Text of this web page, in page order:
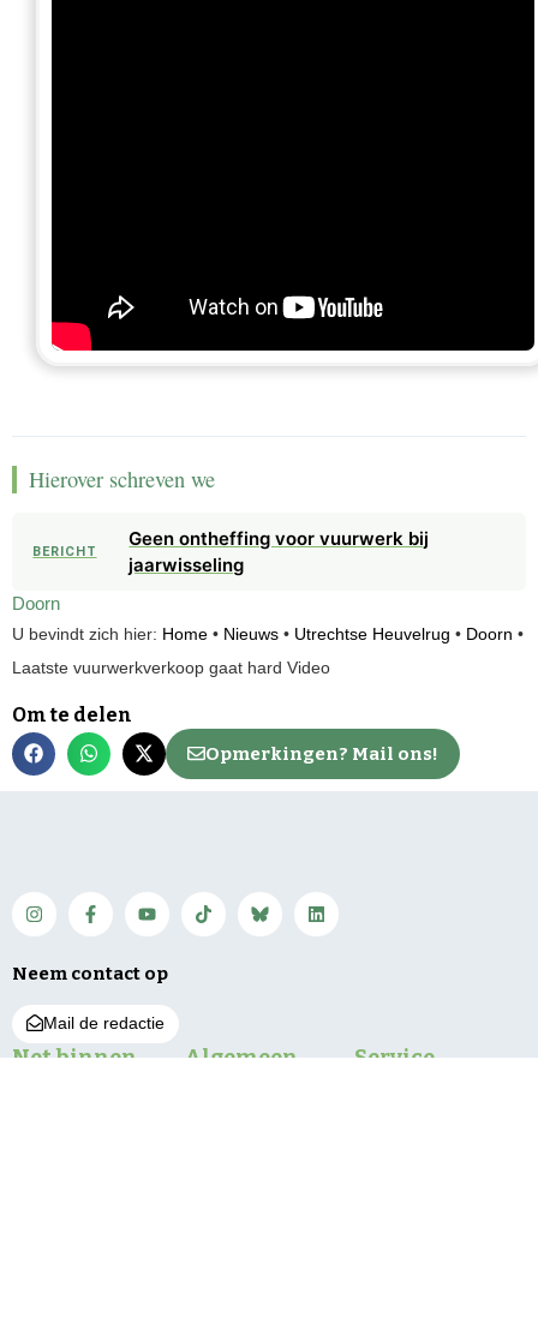
Hierover schreven we
BERICHT
Geen ontheffing voor vuurwerk bij
jaarwisseling
Doorn
U bevindt zich hier: Home • Nieuws • Utrechtse Heuvelrug • Doorn •
Laatste vuurwerkverkoop gaat hard Video
Om te delen
Opmerkingen? Mail ons!
Neem contact op
Mail de redactie
Net binnen Algemeen Service